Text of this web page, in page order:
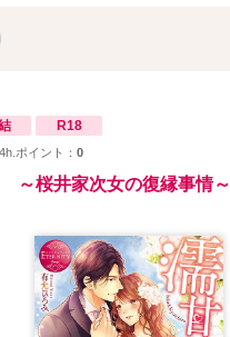
R18
ポイント： 0
～桜井家次女の復縁事情～